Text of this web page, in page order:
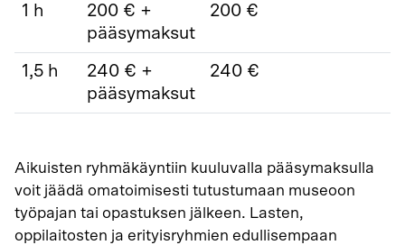
1 h
200 € +
pääsymaksut
200 €
1,5 h
240 € +
pääsymaksut
240 €
Aikuisten ryhmäkäyntiin kuuluvalla pääsymaksulla
voit jäädä omatoimisesti tutustumaan museoon
työpajan tai opastuksen jälkeen. Lasten,
oppilaitosten ja erityisryhmien edullisempaan